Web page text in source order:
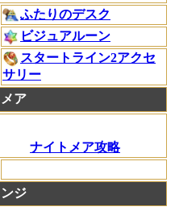
ふたりのデスク
ビジュアルーン
スタートライン2アクセ
サリー
ア
ナイトメア攻略
ジ